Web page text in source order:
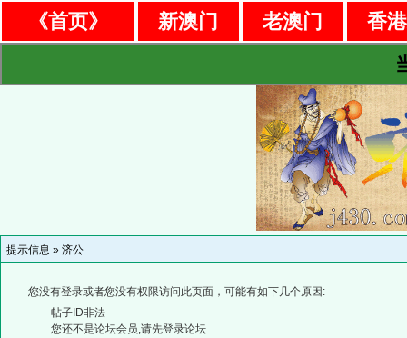
《首页》 新澳门 老澳门
香
提示信息 » 济公
您没有登录或者您没有权限访问此页面，可能有如下几个原因:
帖子ID非法
您还不是论坛会员,请先登录论坛